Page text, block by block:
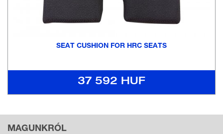
SEAT CUSHION FOR HRC SEATS
37 592 HUF
MAGUNKRÓL